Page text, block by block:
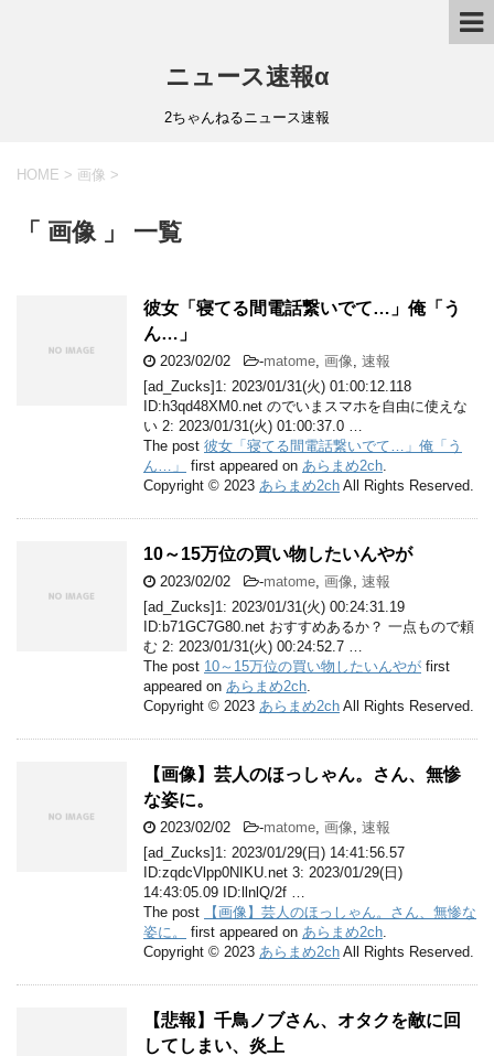
ニュース速報α
2ちゃんねるニュース速報
HOME > 画像 >
「 画像 」 一覧
彼女「寝てる間電話繋いでて…」俺「う
ん…」
2023/02/02 -matome 画像 速報
[ad_Zucks]1: 2023/01/31(火) 01:00:12.118
ID:h3qd48XM0.net のでいまスマホを自由に使えな
い 2: 2023/01/31(火) 01:00:37.0 …
The post 彼女「寝てる間電話繋いでて…」俺「う
ん…」
first appeared on あらまめ2ch
Copyright © 2023 あらまめ2ch All Rights Reserved.
10～15万位の買い物したいんやが
2023/02/02 -matome 画像 速報
[ad_Zucks]1: 2023/01/31(火) 00:24:31.19
ID:b71GC7G80.net おすすめあるか？ 一点もので頼
む 2: 2023/01/31(火) 00:24:52.7 …
The post 10～15万位の買い物したいんやが first
appeared on あらまめ2ch
Copyright © 2023 あらまめ2ch All Rights Reserved.
【画像】芸人のほっしゃん。さん、無惨
な姿に。
2023/02/02 -matome 画像 速報
[ad_Zucks]1: 2023/01/29(日) 14:41:56.57
ID:zqdcVlpp0NIKU.net 3: 2023/01/29(日)
14:43:05.09 ID:llnlQ/2f …
The post
【画像】芸人のほっしゃん。さん、無惨な
姿に。
first appeared on あらまめ2ch
Copyright © 2023 あらまめ2ch All Rights Reserved.
【悲報】千鳥ノブさん、オタクを敵に回
してしまい、炎上